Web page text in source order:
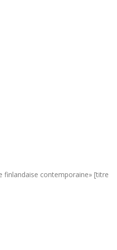
finlandaise contemporaine» [titre